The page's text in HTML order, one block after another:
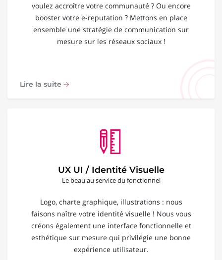
voulez accroître votre communauté ? Ou encore
booster votre e-reputation ? Mettons en place
ensemble une stratégie de communication sur
mesure sur les réseaux sociaux !
Lire la suite
UX UI / Identité Visuelle
Le beau au service du fonctionnel
Logo, charte graphique, illustrations : nous
faisons naître votre identité visuelle ! Nous vous
créons également une interface fonctionnelle et
esthétique sur mesure qui privilégie une bonne
expérience utilisateur.